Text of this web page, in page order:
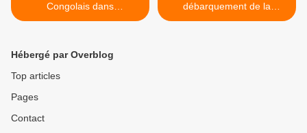
Congolais dans
l'exploitation du pétrole!
débarquement de la
Normandie, plus personne
Hébergé par Overblog
Top articles
Pages
Contact